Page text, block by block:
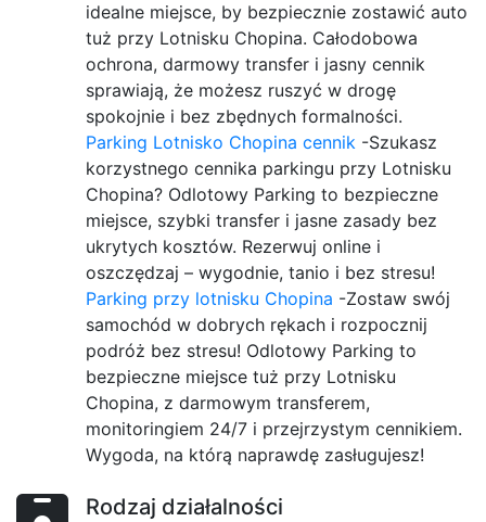
idealne miejsce, by bezpiecznie zostawić auto
tuż przy Lotnisku Chopina. Całodobowa
ochrona, darmowy transfer i jasny cennik
sprawiają, że możesz ruszyć w drogę
spokojnie i bez zbędnych formalności.
Parking Lotnisko Chopina cennik -Szukasz
korzystnego cennika parkingu przy Lotnisku
Chopina? Odlotowy Parking to bezpieczne
miejsce, szybki transfer i jasne zasady bez
ukrytych kosztów. Rezerwuj online i
oszczędzaj – wygodnie, tanio i bez stresu!
Parking przy lotnisku Chopina -Zostaw swój
samochód w dobrych rękach i rozpocznij
podróż bez stresu! Odlotowy Parking to
bezpieczne miejsce tuż przy Lotnisku
Chopina, z darmowym transferem,
monitoringiem 24/7 i przejrzystym cennikiem.
Wygoda, na którą naprawdę zasługujesz!
Rodzaj działalności